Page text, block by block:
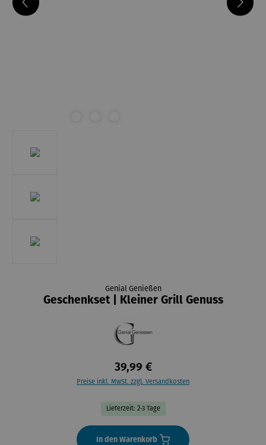
Genial Genießen
Geschenkset | Kleiner Grill Genuss
39,99 €
Preise inkl. MwSt. zzgl. Versandkosten
Lieferzeit: 2-3 Tage
In den Warenkorb